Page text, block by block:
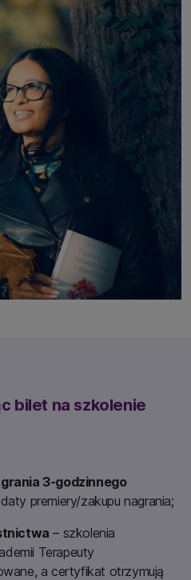
bilet na szkolenie
3-godzinnego
premiery/zakupu nagrania;
– szkolenia
Terapeuty
a certyfikat otrzymują